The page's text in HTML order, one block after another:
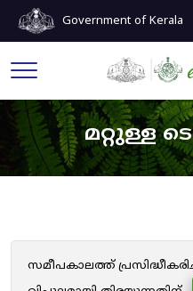
Government of Kerala
മറ്റുള്ള
സമീപകാലത്ത്